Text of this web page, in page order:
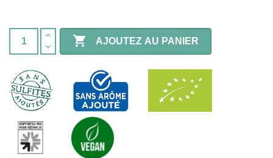
 AJOUTEZ AU PANIER